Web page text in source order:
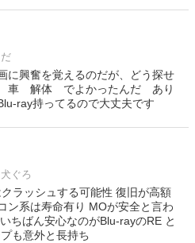
だ
に興奮を覚えるのだが、どう探せ
車 解体 でよかったんだ あり
ray持ってるので大丈夫です
犬ぐろ
ラッシュする可能性 復旧が高額
ン系は寿命有り MOが安全と言わ
ちばん安心なのがBlu-rayのRE と
も意外と長持ち